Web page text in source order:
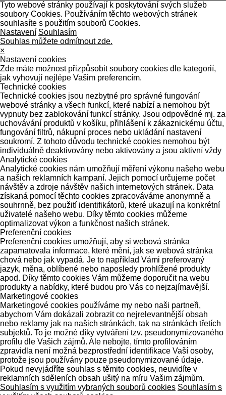
Tyto webové stránky používají k poskytování svých služeb
soubory Cookies. Používáním těchto webových stránek
souhlasíte s použitím souborů Cookies.
Nastavení Souhlasím
Souhlas můžete odmítnout zde.
×
Nastavení cookies
Zde máte možnost přizpůsobit soubory cookies dle kategorií,
jak vyhovují nejlépe Vašim preferencím.
Technické cookies
Technické cookies jsou nezbytné pro správné fungování
webové stránky a všech funkcí, které nabízí a nemohou být
vypnuty bez zablokování funkcí stránky. Jsou odpovědné mj. za
uchovávání produktů v košíku, přihlášení k zákaznickému účtu,
fungování filtrů, nákupní proces nebo ukládání nastavení
soukromí. Z tohoto důvodu technické cookies nemohou být
individuálně deaktivovány nebo aktivovány a jsou aktivní vždy
Analytické cookies
Analytické cookies nám umožňují měření výkonu našeho webu
a našich reklamních kampaní. Jejich pomocí určujeme počet
návštěv a zdroje návštěv našich internetových stránek. Data
získaná pomocí těchto cookies zpracováváme anonymně a
souhrnně, bez použití identifikátorů, které ukazují na konkrétní
uživatelé našeho webu. Díky těmto cookies můžeme
optimalizovat výkon a funkčnost našich stránek.
Preferenční cookies
Preferenční cookies umožňují, aby si webová stránka
zapamatovala informace, které mění, jak se webová stránka
chová nebo jak vypadá. Je to například Vámi preferovaný
jazyk, měna, oblíbené nebo naposledy prohlížené produkty
apod. Díky těmto cookies Vám můžeme doporučit na webu
produkty a nabídky, které budou pro Vás co nejzajímavější.
Marketingové cookies
Marketingové cookies používáme my nebo naši partneři,
abychom Vám dokázali zobrazit co nejrelevantnější obsah
nebo reklamy jak na našich stránkách, tak na stránkách třetích
subjektů. To je možné díky vytváření tzv. pseudonymizovaného
profilu dle Vašich zájmů. Ale nebojte, tímto profilováním
zpravidla není možná bezprostřední identifikace Vaší osoby,
protože jsou používány pouze pseudonymizované údaje.
Pokud nevyjádříte souhlas s těmito cookies, neuvidíte v
reklamních sděleních obsah ušitý na míru Vašim zájmům.
Souhlasím s využitím vybraných souborů cookies Souhlasím s